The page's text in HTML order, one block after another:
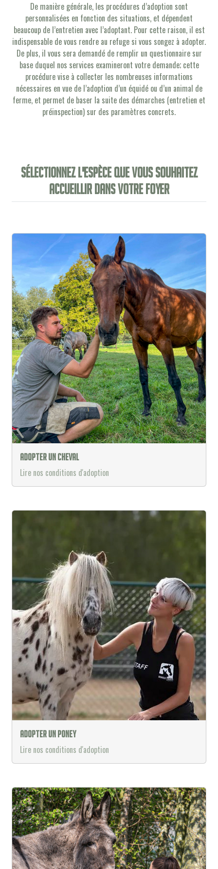
De manière générale, les procédures d’adoption sont
personnalisées en fonction des situations, et dépendent
beaucoup de l’entretien avec l’adoptant. Pour cette raison, il est
indispensable de vous rendre au refuge si vous songez à adopter.
De plus, il vous sera demandé de remplir un questionnaire sur
base duquel nos services examineront votre demande; cette
procédure vise à collecter les nombreuses informations
nécessaires en vue de l’adoption d’un équidé ou d’un animal de
ferme, et permet de baser la suite des démarches (entretien et
préinspection) sur des paramètres concrets.
Sélectionnez l'espèce que vous souhaitez
accueillir dans votre foyer
Adopter un cheval
Lire nos conditions d'adoption
Adopter un poney
Lire nos conditions d'adoption